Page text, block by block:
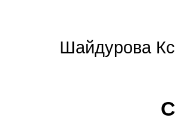
Шайдурова